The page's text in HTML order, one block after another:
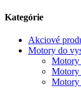
Kategórie
Akciové
Motory do
Motory
Motory
Motory